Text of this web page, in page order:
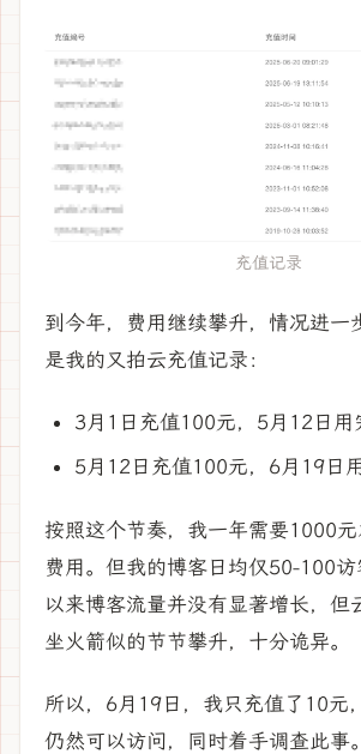
充值记录
到今年，费用继续攀升，情况进一
是我的又拍云充值记录：
3月1日充值100元，5月12日用
5月12日充值100元，6月19日
按照这个节奏，我一年需要1000
费用。但我的博客日均仅50-100
以来博客流量并没有显著增长，但
坐火箭似的节节攀升，十分诡异。
所以，6月19日，我只充值了10元
仍然可以访问，同时着手调查此事。